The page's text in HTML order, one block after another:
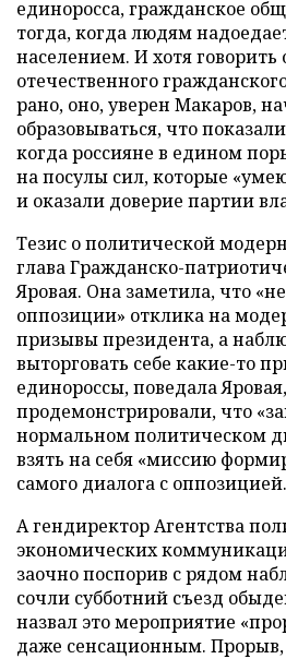
единоросса, гражданское
тогда, когда людям
населением. И хотя говорить
отечественного
рано, оно, уверен Макаров,
образовываться, что
когда россияне в едином
на посулы сил, которые
и оказали доверие партии
Тезис о политической
глава Гражданско-
Яровая. Она заметила, что
оппозиции» отклика на
призывы президента, а
выторговать себе какие-то
единороссы, поведала Яровая,
продемонстрировали, что
нормальном политическом
взять на себя «миссию
самого диалога с оппозицией.
А гендиректор Агентства
экономических
заочно поспорив с рядом
сочли субботний съезд
назвал это мероприятие
даже сенсационным.